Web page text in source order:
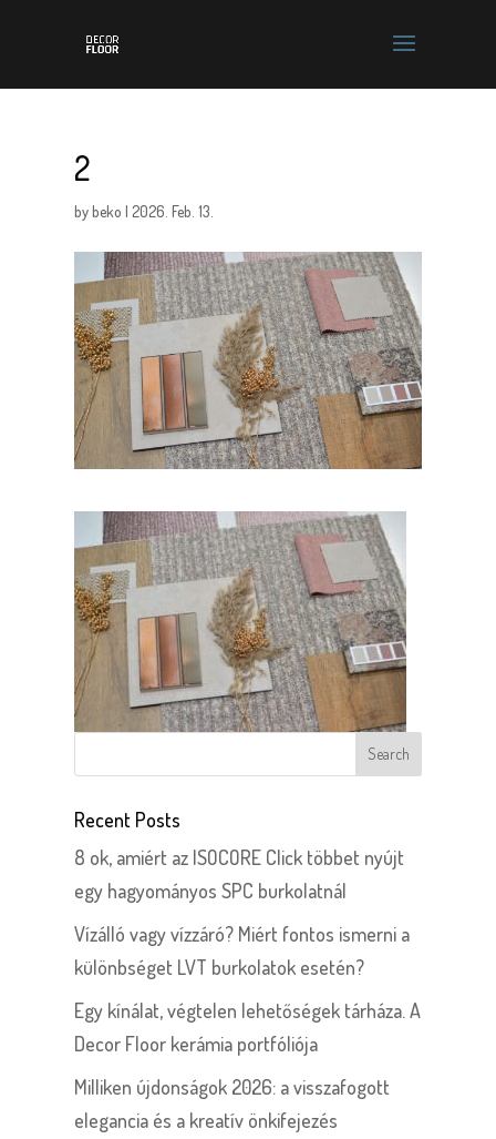
2
bybeko |2026. Feb. 13.
Recent Posts
8 ok, amiért az ISOCORE Click többet nyújt
egy hagyományos SPC burkolatnál
Vízálló vagy vízzáró? Miért fontos ismerni a
különbséget LVT burkolatok esetén?
Egy kínálat, végtelen lehetőségek tárháza. A
Decor Floor kerámia portfóliója
Milliken újdonságok 2026: a visszafogott
elegancia és a kreatív önkifejezés